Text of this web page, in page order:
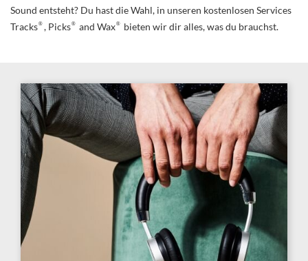
Sound entsteht? Du hast die Wahl, in unseren kostenlosen Services
Tracks® , Picks® and Wax® bieten wir dir alles, was du brauchst.